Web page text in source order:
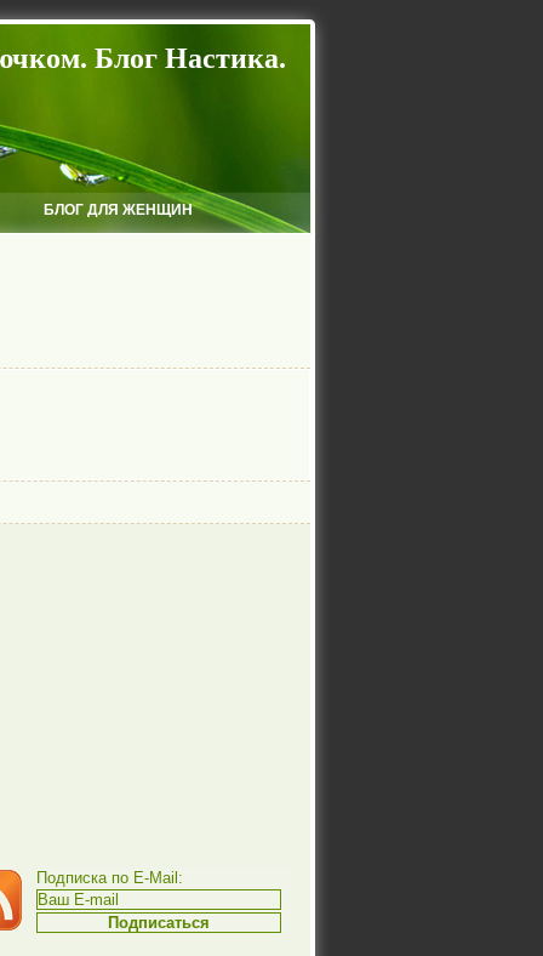
Блог Настика.
БЛОГ ДЛЯ ЖЕНЩИН
Подписка по E-Mail: